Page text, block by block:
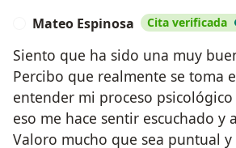
Mateo Espinosa Cita verificada
Siento que ha sido una muy
Percibo que realmente se toma
entender mi proceso
eso me hace sentir escuchado y
Valoro mucho que sea puntual